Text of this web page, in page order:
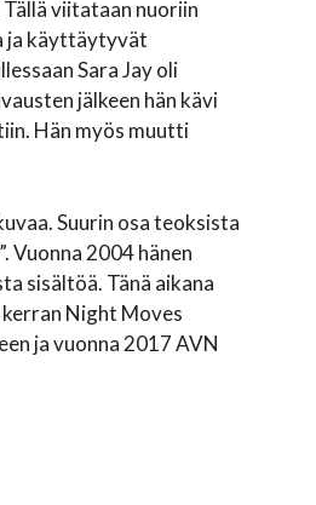
Tällä viitataan nuoriin
ja käyttäytyvät
Sara Jay oli
jälkeen hän kävi
Hän myös muutti
Suurin osa teoksista
Vuonna 2004 hänen
sisältöä. Tänä aikana
Night Moves
ja vuonna 2017 AVN